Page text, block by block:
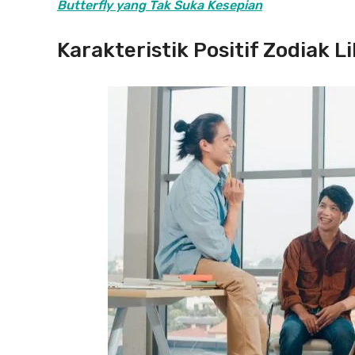
Butterfly yang Tak Suka Kesepian
Karakteristik Positif Zodiak